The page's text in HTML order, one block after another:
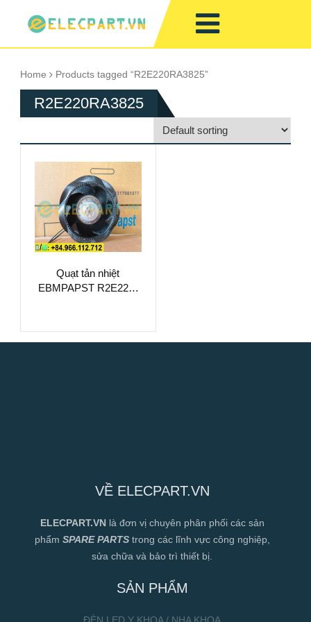
Home Products tagged “R2E220RA3825”
R2E220RA3825
Quạt tản nhiệt
EBMPAPST R2E220-
VỀ ELECPART.VN
ELECPART.VN là đơn vị chuyên phân phối các sản
phẩm SPARE PARTStrong các lĩnh vực công nghiệp,
sửa chữa và bảo trì thiết bị.
SẢN PHẨM
ĐÈN LED Y KHOA / NHA KHOA